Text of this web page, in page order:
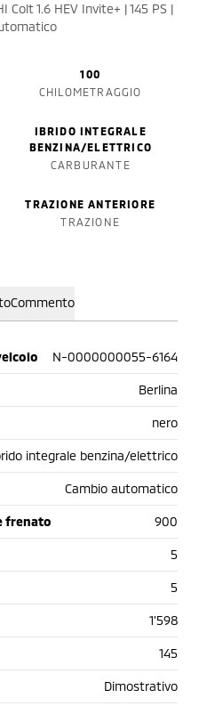
Colt 1.6 HEV Invite+ | 145 PS |
100
CHILOMETRAGGIO
IBRIDO INTEGRALE
BENZINA/ELETTRICO
CARBURANTE
TRAZIONE ANTERIORE
TRAZIONE
Commento
N-0000000055-6164
Berlina
nero
integrale benzina/elettrico
Cambio automatico
frenato 900
5
5
1'598
145
Dimostrativo